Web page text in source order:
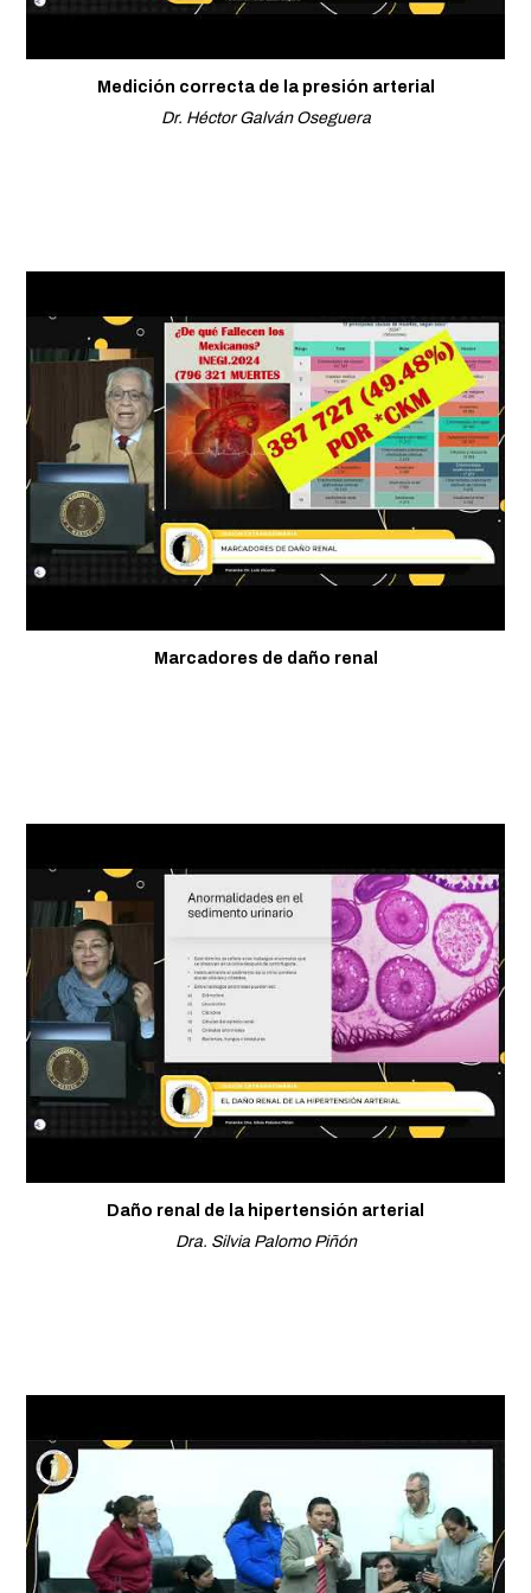
Medición correcta de la presión arterial
Dr. Héctor Galván Oseguera
Marcadores de daño renal
Daño renal de la hipertensión arterial
Dra. Silvia Palomo Piñón